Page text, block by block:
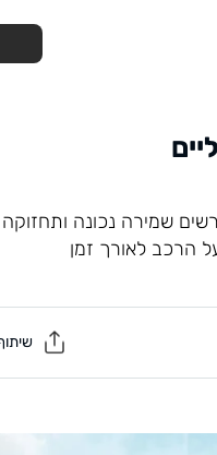
שמירה נכונה ותחזוקה
הרכב לאורך זמן